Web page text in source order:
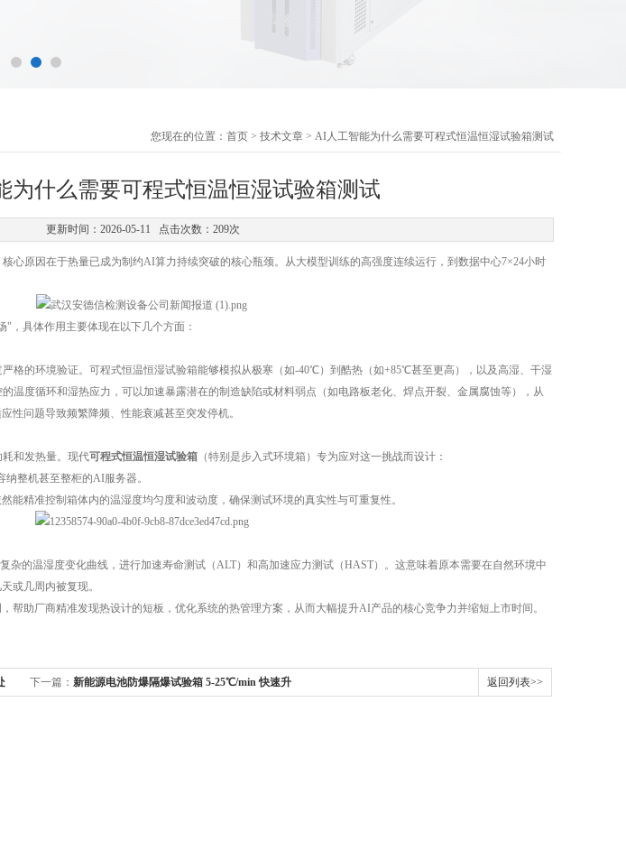
您现在的位置： 首页 > 技术文章 > AI人工智能为什么需要可程式恒温恒湿试验箱测试
为什么需要可程式恒温恒湿试验箱测试
更新时间：2026-05-11 点击次数：209次
心原因在于热量已成为制约AI算力持续突破的核心瓶颈。从大模型训练的高强度连续运行，到数据中心7×24小时
，具体作用主要体现在以下几个方面：
格的环境验证。可程式恒温恒湿试验箱能够模拟从极寒（如-40℃）到酷热（如+85℃甚至更高），以及高湿、干湿
温度循环和湿热应力，可以加速暴露潜在的制造缺陷或材料弱点（如电路板老化、焊点开裂、金属腐蚀等），从
性问题导致频繁降频、性能衰减甚至突发停机。
和发热量。现代可程式恒温恒湿试验箱 （特别是步入式环境箱）专为应对这一挑战而设计：
整机甚至整柜的AI服务器。
能精准控制箱体内的温湿度均匀度和波动度，确保测试环境的真实性与可重复性。
杂的温湿度变化曲线，进行加速寿命测试（ALT）和高加速应力测试（HAST）。这意味着原本需要在自然环境中
或几周内被复现。
帮助厂商精准发现热设计的短板，优化系统的热管理方案，从而大幅提升AI产品的核心竞争力并缩短上市时间。
下一篇： 新能源电池防爆隔爆试验箱 5-25℃/min 快速升 返回列表>>